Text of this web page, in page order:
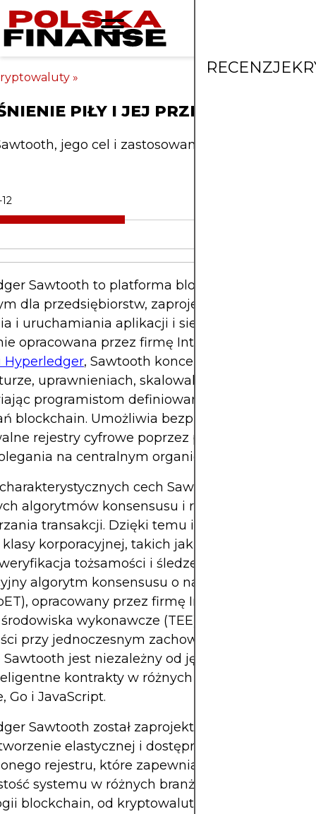
RECENZJE
»
PIŁY I JEJ PRZEZNACZENIA
jego cel i zastosowania blockchain
Sawtooth to platforma blockchain o
dla przedsiębiorstw, zaprojektowana do
i uruchamiania aplikacji i sieci rozproszonego
opracowana przez firmę Intel, a później
Hyperledger, Sawtooth koncentruje się na
uprawnieniach, skalowalności i
programistom definiowanie
blockchain. Umożliwia bezpieczne,
rejestry cyfrowe poprzez przetwarzanie
na centralnym organie.
cech Sawtooth jest obsługa
algorytmów konsensusu i równoległego
transakcji. Dzięki temu idealnie nadaje się
korporacyjnej, takich jak zarządzanie
tożsamości i śledzenie zasobów.
algorytm konsensusu o nazwie Proof of
opracowany przez firmę Intel, który
wykonawcze (TEE) w celu
przy jednoczesnym zachowaniu
Sawtooth jest niezależny od języka —
kontrakty w różnych językach, w tym w
Go i JavaScript.
Sawtooth został zaprojektowany z jasno
elastycznej i dostępnej platformy dla
rejestru, które zapewniają integralność
systemu w różnych branżach. Wraz z
blockchain, od kryptowalut do szerszych